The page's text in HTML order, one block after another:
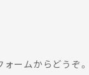
ームからどうぞ。